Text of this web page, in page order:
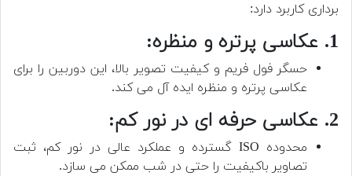
برداری کاربرد دارد:
1. عکاسی پرتره و منظره:
حسگر فول فریم و کیفیت تصویر بالا، این دوربین را برای
عکاسی پرتره و منظره ایده آل می کند.
2. عکاسی حرفه ای در نور کم:
محدوده ISO گسترده و عملکرد عالی در نور کم، ثبت
تصاویر باکیفیت را حتی در شب ممکن می سازد.